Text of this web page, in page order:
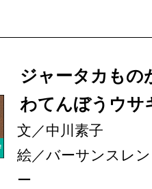
ジャータカもの
わてんぼうウサ
文／中川素子
絵／バーサンスレ
ー